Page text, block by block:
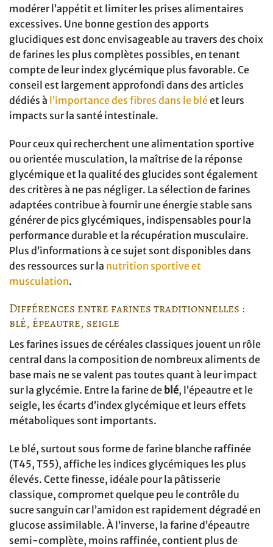
modérer l’appétit et limiter les prises alimentaires
excessives. Une bonne gestion des apports
glucidiques est donc envisageable au travers des choix
de farines les plus complètes possibles, en tenant
compte de leur index glycémique plus favorable. Ce
conseil est largement approfondi dans des articles
dédiés à l’importance des fibres dans le bléet leurs
impacts sur la santé intestinale.
Pour ceux qui recherchent une alimentation sportive
ou orientée musculation, la maîtrise de la réponse
glycémique et la qualité des glucides sont également
des critères à ne pas négliger. La sélection de farines
adaptées contribue à fournir une énergie stable sans
générer de pics glycémiques, indispensables pour la
performance durable et la récupération musculaire.
Plus d’informations à ce sujet sont disponibles dans
des ressources sur la nutrition sportive et
musculation.
Différences entre farines traditionnelles :
blé, épeautre, seigle
Les farines issues de céréales classiques jouent un rôle
central dans la composition de nombreux aliments de
base mais ne se valent pas toutes quant à leur impact
sur la glycémie. Entre la farine de blé, l’épeautre et le
seigle, les écarts d’index glycémique et leurs effets
métaboliques sont importants.
Le blé, surtout sous forme de farine blanche raffinée
(T45, T55), affiche les indices glycémiques les plus
élevés. Cette finesse, idéale pour la pâtisserie
classique, compromet quelque peu le contrôle du
sucre sanguin car l’amidon est rapidement dégradé en
glucose assimilable. À l’inverse, la farine d’épeautre
semi-complète, moins raffinée, contient plus de